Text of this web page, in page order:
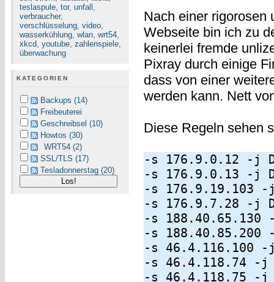
teslaspule, tor, unfall ,
verbraucher,
verschlüsselung, video,
wasserkühlung, wlan, wrt54,
xkcd, youtube, zahlenspiele,
überwachung
KATEGORIEN
Backups (14)
Freibeuterei
Geschreibsel (10)
Howtos (30)
WRT54 (2)
SSL/TLS (17)
Tesladonnerstag (20)
Nach einer rigorosen
Webseite bin ich zu
keinerlei fremde
Pixray durch einige
dass von einer
werden kann. Nett
Diese Regeln sehen
-s 176.9.0.12 -j
-s 176.9.0.13 -j
-s 176.9.19.103 -j
-s 176.9.7.28 -j
-s 188.40.65.130 -
-s 188.40.85.200 -
-s 46.4.116.100 -j
-s 46.4.118.74 -j
-s 46.4.118.75 -j